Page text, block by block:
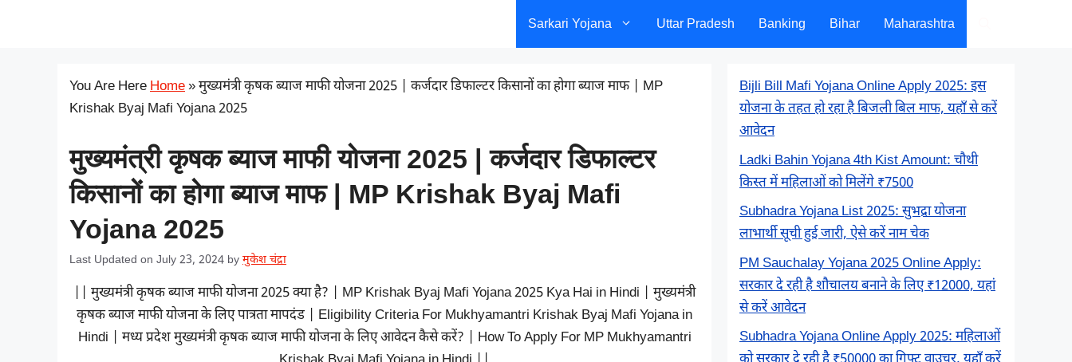
Sarkari Yojana Uttar Pradesh Banking Bihar Maharashtra
You Are HereHome»मुख्यमंत्री कृषक ब्याज माफी योजना 2025 | कर्जदार डिफाल्टर किसानों का होगा ब्याज माफ | MP
Krishak Byaj Mafi Yojana 2025
मुख्यमंत्री कृषक ब्याज माफी योजना 2025 | कर्जदार डिफाल्टर
किसानों का होगा ब्याज माफ | MP Krishak Byaj Mafi
Yojana 2025
Last Updated on July 23, 2024 by मुकेश चंद्रा
|| मुख्यमंत्री कृषक ब्याज माफी योजना 2025 क्या है? | MP Krishak Byaj Mafi Yojana 2025 Kya Hai in Hindi | मुख्यमंत्री
कृषक ब्याज माफी योजना के लिए पात्रता मापदंड | Eligibility Criteria For Mukhyamantri Krishak Byaj Mafi Yojana in
Hindi | मध्य प्रदेश मुख्यमंत्री कृषक ब्याज माफी योजना के लिए आवेदन कैसे करें? | How To Apply For MP Mukhyamantri
Bijli Bill Mafi Yojana Online Apply 2025: इस
योजना के तहत हो रहा है बिजली बिल माफ, यहाँ से करें
आवेदन
Ladki Bahin Yojana 4th Kist Amount: चौथी
किस्त में महिलाओं को मिलेंगे ₹7500
Subhadra Yojana List 2025: सुभद्रा योजना
लाभार्थी सूची हुई जारी, ऐसे करें नाम चेक
PM Sauchalay Yojana 2025 Online Apply:
सरकार दे रही है शौचालय बनाने के लिए ₹12000, यहां
से करें आवेदन
Subhadra Yojana Online Apply 2025: महिलाओं